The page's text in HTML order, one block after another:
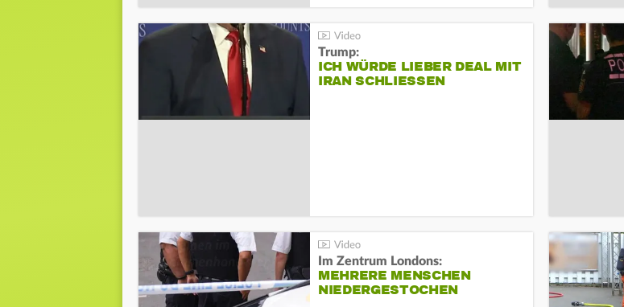
Trump:
ICH WÜRDE LIEBER DEAL MIT
IRAN SCHLIESSEN
Im Zentrum Londons:
MEHRERE MENSCHEN
NIEDERGESTOCHEN